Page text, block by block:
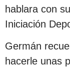
hablara con
Iniciación
Germán
hacerle unas